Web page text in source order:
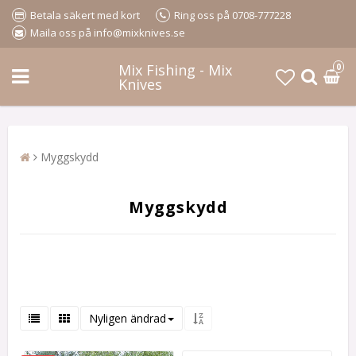
Betala säkert med kort
Ring oss på 0708-777228
Maila oss på info@mixknives.se
Mix Fishing - Mix
Knives
0
Myggskydd
Myggskydd
Nyligen ändrad